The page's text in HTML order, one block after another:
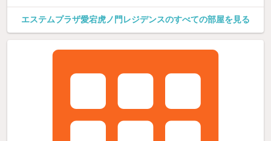
エステムプラザ愛宕虎ノ門レジデンスのすべての部屋を見る